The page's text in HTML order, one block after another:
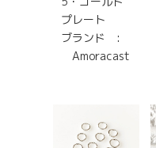
プレート
ブランド :
Amoracast